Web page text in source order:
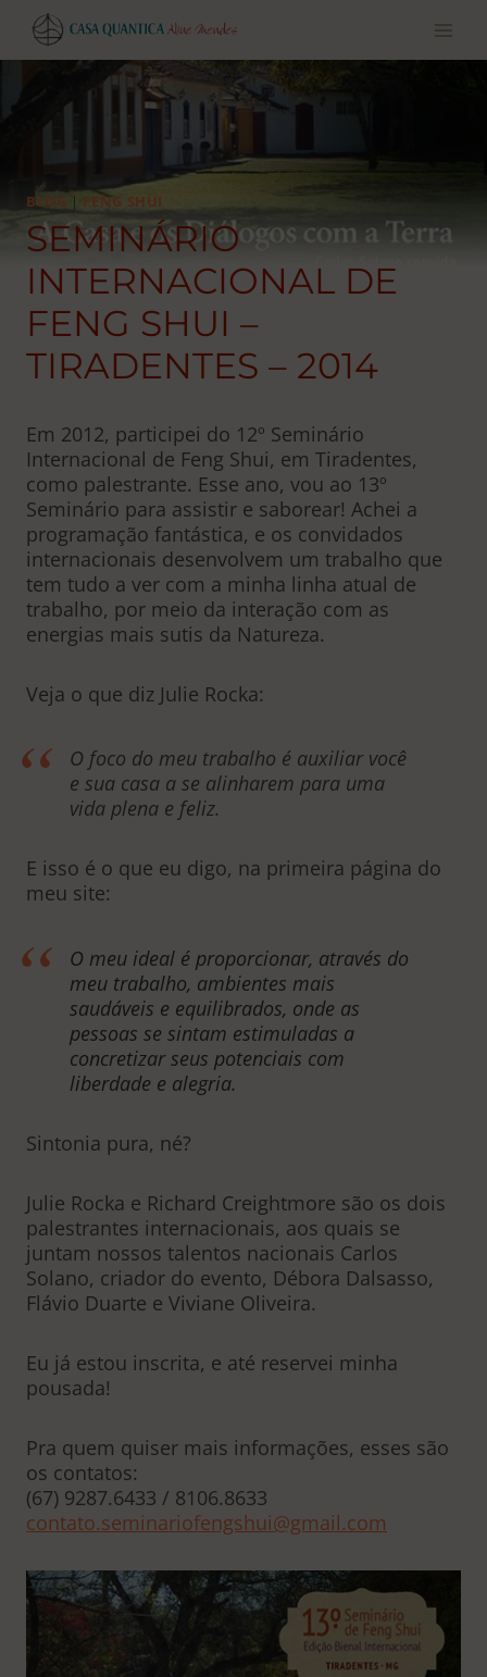
Pular
para
o
BLOG | FENG SHUI
SEMINÁRIO
INTERNACIONAL DE
FENG SHUI –
TIRADENTES – 2014
Em 2012, participei do 12º Seminário
Internacional de Feng Shui, em Tiradentes,
como palestrante. Esse ano, vou ao 13º
Seminário para assistir e saborear! Achei a
programação fantástica, e os convidados
internacionais desenvolvem um trabalho que
tem tudo a ver com a minha linha atual de
trabalho, por meio da interação com as
energias mais sutis da Natureza.
Veja o que diz Julie Rocka:
O foco do meu trabalho é auxiliar você
e sua casa a se alinharem para uma
vida plena e feliz.
E isso é o que eu digo, na primeira página do
meu site:
O meu ideal é proporcionar, através do
meu trabalho, ambientes mais
saudáveis e equilibrados, onde as
pessoas se sintam estimuladas a
concretizar seus potenciais com
liberdade e alegria.
Sintonia pura, né?
Julie Rocka e Richard Creightmore são os dois
palestrantes internacionais, aos quais se
juntam nossos talentos nacionais Carlos
Solano, criador do evento, Débora Dalsasso,
Flávio Duarte e Viviane Oliveira.
Eu já estou inscrita, e até reservei minha
pousada!
Pra quem quiser mais informações, esses são
os contatos:
(67) 9287.6433 / 8106.8633
contato.seminariofengshui@gmail.com